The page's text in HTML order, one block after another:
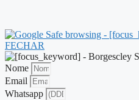
FECHAR
Nome
Email
Whatsapp